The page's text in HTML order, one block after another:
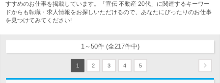
すすめのお仕事を掲載しています。「宣伝 不動産 20代」に関連するキーワー
ドからも転職・求人情報をお探しいただけるので、あなたにぴったりのお仕事
を見つけてみてください!
1～50件 (全217件中)
1 2 3 4 5